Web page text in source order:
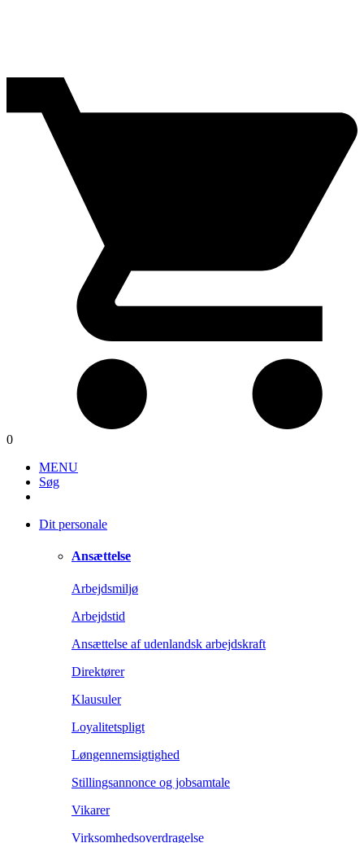
0
MENU
Søg
Dit personale
Ansættelse
Arbejdsmiljø
Arbejdstid
Ansættelse af udenlandsk arbejdskraft
Direktører
Klausuler
Loyalitetspligt
Løngennemsigtighed
Stillingsannonce og jobsamtale
Vikarer
Virksomhedsoverdragelse